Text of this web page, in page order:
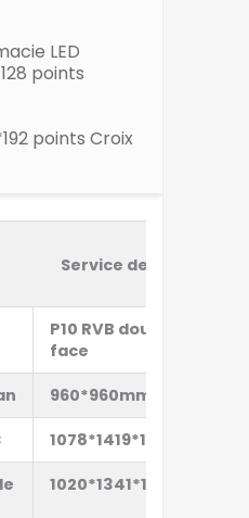
LED
points
points Croix
Service de pharmacie
P10 RVB double
face
960*960mm
1078*1419*120mm
1020*1341*120mm